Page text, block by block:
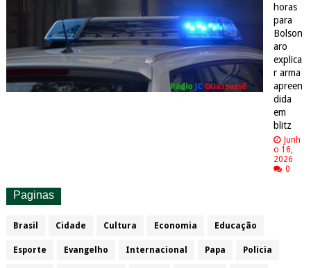
horas
para
Bolson
aro
explica
r arma
apreen
dida
em
blitz
Junh
o 16,
2026
0
Paginas
Brasil Cidade Cultura Economia Educação
Esporte Evangelho Internacional Papa Policia